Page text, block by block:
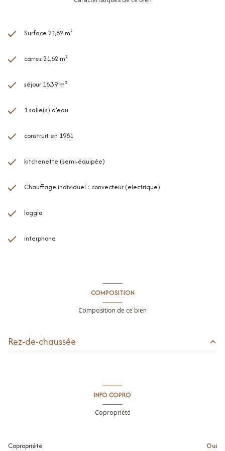
Surface 21,62 m²
carrez 21,62 m²
séjour 16,39 m²
1 salle(s) d'eau
construit en 1981
kitchenette (semi-équipée)
Chauffage individuel : convecteur (electrique)
loggia
interphone
COMPOSITION
Composition de ce bien
Rez-de-chaussée
INFO COPRO
Copropriété
Copropriété Oui